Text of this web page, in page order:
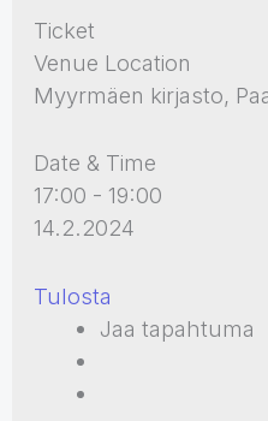
Ticket
Venue Location
Myyrmäen kirjasto,
Date & Time
17:00 - 19:00
14.2.2024
Tulosta
Jaa tapahtuma